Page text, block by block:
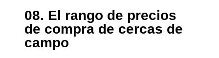
08. El rango de precios
de compra de cercas de
campo